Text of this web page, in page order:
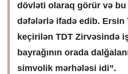
dövləti olaraq görür və
dəfələrlə ifadə edib. Ersin
keçirilən TDT Zirvəsində
bayrağının orada
simvolik mərhələsi idi”.